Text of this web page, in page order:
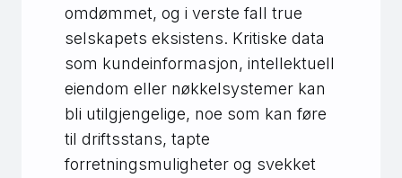
omdømmet, og i verste fall true
selskapets eksistens. Kritiske data
som kundeinformasjon, intellektuell
eiendom eller nøkkelsystemer kan
bli utilgjengelige, noe som kan føre
til driftsstans, tapte
forretningsmuligheter og svekket